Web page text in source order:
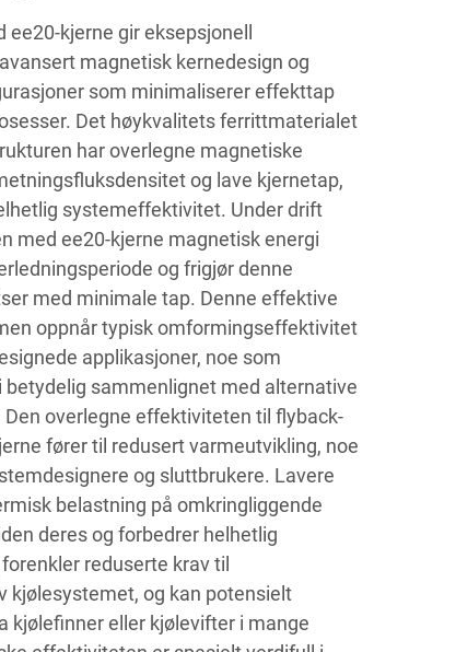
kjerne gir eksepsjonell
magnetisk kernedesign og
som minimaliserer effekttap
Det høykvalitets ferrittmaterialet
har overlegne magnetiske
og lave kjernetap,
systemeffektivitet. Under drift
med ee20-kjerne magnetisk energi
og frigjør denne
med minimale tap. Denne effektive
oppnår typisk omformingseffektivitet
applikasjoner, noe som
sammenlignet med alternative
overlegne effektiviteten til flyback-
fører til redusert varmeutvikling, noe
og sluttbrukere. Lavere
belastning på omkringliggende
deres og forbedrer helhetlig
reduserte krav til
kjølesystemet, og kan potensielt
kjølefinner eller kjølevifter i mange